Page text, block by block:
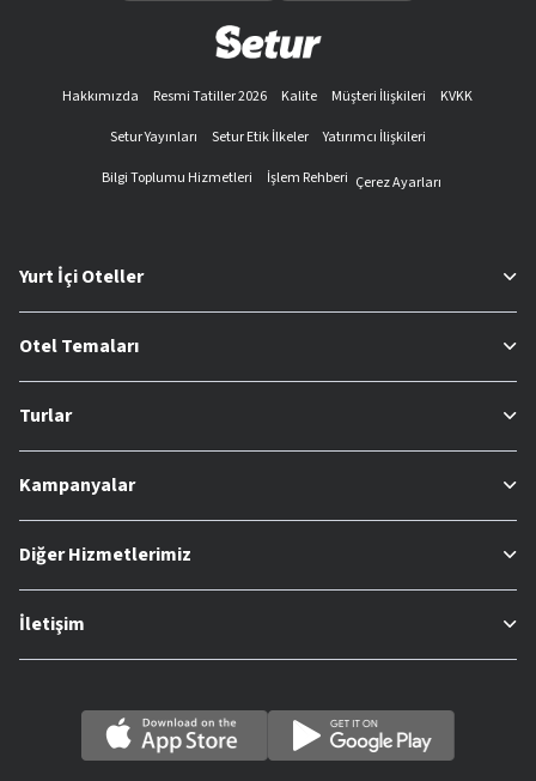
Hakkımızda Resmi Tatiller 2026 Kalite Müşteri İlişkileri
KVKK
Setur Yayınları
Setur Etik İlkeler
Yatırımcı İlişkileri
Bilgi Toplumu Hizmetleri
İşlem Rehberi Çerez Ayarları
Yurt İçi Oteller
Otel Temaları
Turlar
Kampanyalar
Diğer Hizmetlerimiz
İletişim